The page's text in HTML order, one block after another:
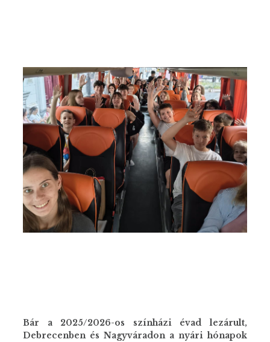
Bár a 2025/2026-os színházi évad lezárult,
Debrecenben és Nagyváradon a nyári hónapok